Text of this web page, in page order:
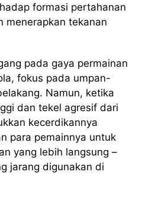
formasi pertahanan
menerapkan tekanan
pada gaya permainan
fokus pada umpan-
Namun, ketika
dan tekel agresif dari
kecerdikannya
para pemainnya untuk
yang lebih langsung –
jarang digunakan di